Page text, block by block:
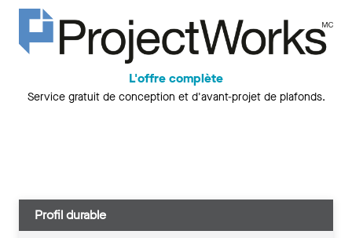
L'offre complète
Service gratuit de conception et d'avant-projet de plafonds.
Profil durable